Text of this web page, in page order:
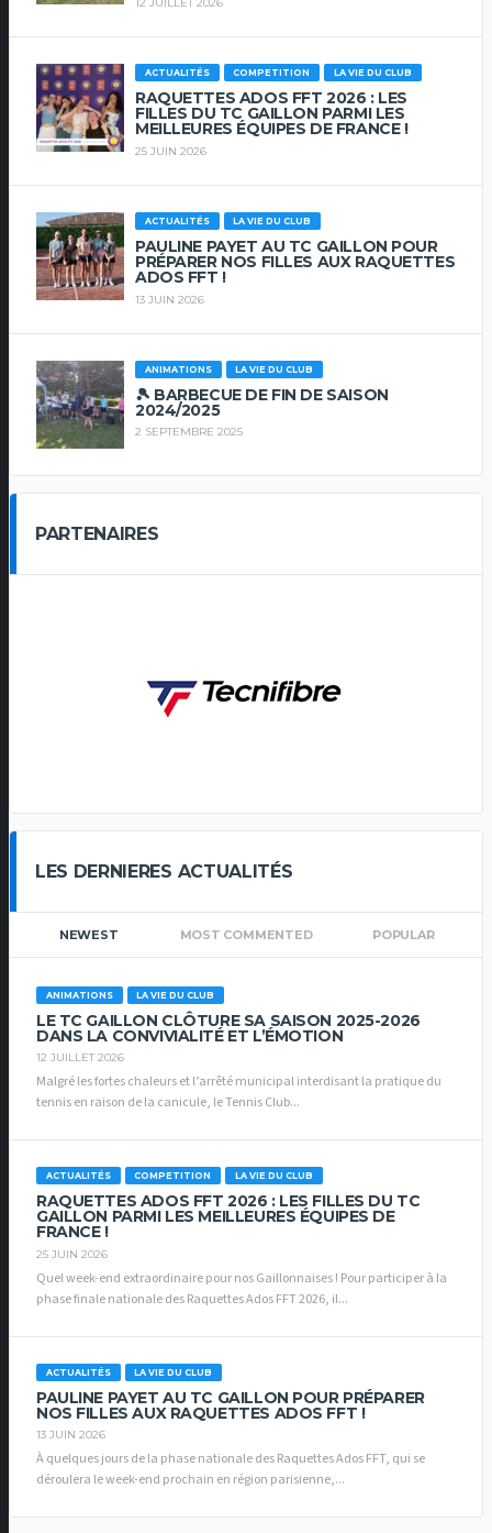
12 JUILLET 2026
ACTUALITÉS COMPETITION LA VIE DU CLUB
RAQUETTES ADOS FFT 2026 : LES
FILLES DU TC GAILLON PARMI LES
MEILLEURES ÉQUIPES DE FRANCE !
25 JUIN 2026
ACTUALITÉS LA VIE DU CLUB
PAULINE PAYET AU TC GAILLON POUR
PRÉPARER NOS FILLES AUX RAQUETTES
ADOS FFT !
13 JUIN 2026
ANIMATIONS LA VIE DU CLUB
🎾 BARBECUE DE FIN DE SAISON
2024/2025
2 SEPTEMBRE 2025
PARTENAIRES
LES DERNIERES ACTUALITÉS
NEWEST MOST COMMENTED POPULAR
ANIMATIONS LA VIE DU CLUB
LE TC GAILLON CLÔTURE SA SAISON 2025-2026
DANS LA CONVIVIALITÉ ET L’ÉMOTION
12 JUILLET 2026
Malgré les fortes chaleurs et l’arrêté municipal interdisant la pratique du
tennis en raison de la canicule, le Tennis Club...
ACTUALITÉS COMPETITION LA VIE DU CLUB
RAQUETTES ADOS FFT 2026 : LES FILLES DU TC
GAILLON PARMI LES MEILLEURES ÉQUIPES DE
FRANCE !
25 JUIN 2026
Quel week-end extraordinaire pour nos Gaillonnaises ! Pour participer à la
phase finale nationale des Raquettes Ados FFT 2026, il...
ACTUALITÉS LA VIE DU CLUB
PAULINE PAYET AU TC GAILLON POUR PRÉPARER
NOS FILLES AUX RAQUETTES ADOS FFT !
13 JUIN 2026
À quelques jours de la phase nationale des Raquettes Ados FFT, qui se
déroulera le week-end prochain en région parisienne,...